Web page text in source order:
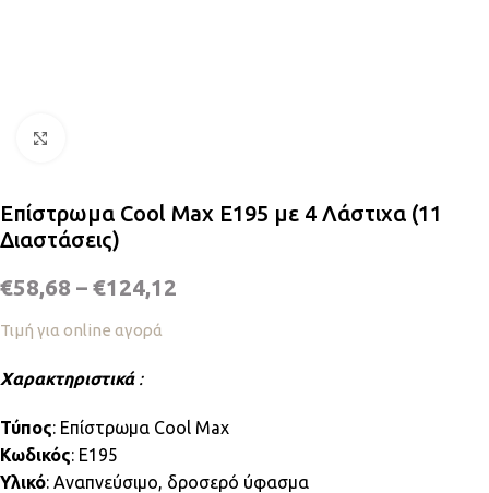
Επίστρωμα Cool Max E195 με 4 Λάστιχα (11
Διαστάσεις)
€58,68 – €124,12
Τιμή για online αγορά
Χαρακτηριστικά :
Τύπος: Επίστρωμα Cool Max
Κωδικός: E195
Υλικό: Αναπνεύσιμο, δροσερό ύφασμα